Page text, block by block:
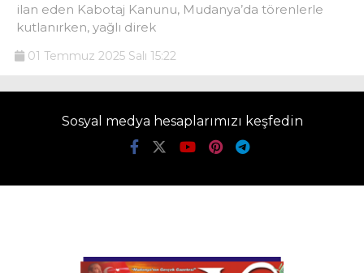
ilan eden Kabotaj Kanunu, Mudanya’da törenlerle
kutlanırken, yağlı direk
01 Temmuz 2025 Salı 15:22
Sosyal medya hesaplarımızı keşfedin